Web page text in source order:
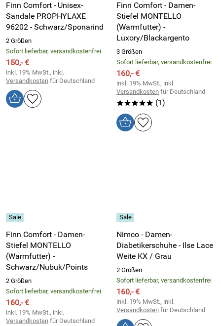
Finn Comfort - Unisex-
Sandale PROPHYLAXE
96202 - Schwarz/Sponarind
2 Größen
Sofort lieferbar, versandkostenfrei
150,- €
inkl. 19% MwSt., inkl.
Versandkosten für Deutschland
Finn Comfort - Damen-
Stiefel MONTELLO
(Warmfutter) -
Luxory/Blackargento
3 Größen
Sofort lieferbar, versandkostenfrei
160,- €
inkl. 19% MwSt., inkl.
Versandkosten für Deutschland
***** (1)
Finn Comfort - Damen-
Stiefel MONTELLO
(Warmfutter) -
Schwarz/Nubuk/Points
2 Größen
Sofort lieferbar, versandkostenfrei
160,- €
inkl. 19% MwSt., inkl.
Versandkosten für Deutschland
Nimco - Damen-
Diabetikerschuhe - Ilse Lace
Weite KX / Grau
2 Größen
Sofort lieferbar, versandkostenfrei
160,- €
inkl. 19% MwSt., inkl.
Versandkosten für Deutschland